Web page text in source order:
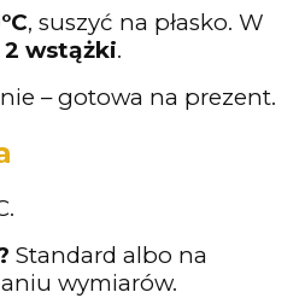
, suszyć na płasko. W
2 wstążki.
– gotowa na prezent.
Standard albo na
wymiarów.